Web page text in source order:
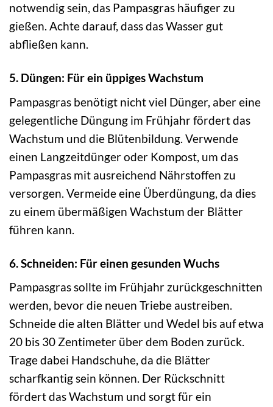
notwendig sein, das Pampasgras häufiger zu
gießen. Achte darauf, dass das Wasser gut
abfließen kann.
5. Düngen: Für ein üppiges Wachstum
Pampasgras benötigt nicht viel Dünger, aber eine
gelegentliche Düngung im Frühjahr fördert das
Wachstum und die Blütenbildung. Verwende
einen Langzeitdünger oder Kompost, um das
Pampasgras mit ausreichend Nährstoffen zu
versorgen. Vermeide eine Überdüngung, da dies
zu einem übermäßigen Wachstum der Blätter
führen kann.
6. Schneiden: Für einen gesunden Wuchs
Pampasgras sollte im Frühjahr zurückgeschnitten
werden, bevor die neuen Triebe austreiben.
Schneide die alten Blätter und Wedel bis auf etwa
20 bis 30 Zentimeter über dem Boden zurück.
Trage dabei Handschuhe, da die Blätter
scharfkantig sein können. Der Rückschnitt
fördert das Wachstum und sorgt für ein